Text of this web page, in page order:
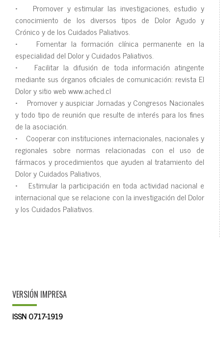
• Promover y estimular las investigaciones, estudio y
conocimiento de los diversos tipos de Dolor Agudo y
Crónico y de los Cuidados Paliativos.
• Fomentar la formación clínica permanente en la
especialidad del Dolor y Cuidados Paliativos.
• Facilitar la difusión de toda información atingente
mediante sus órganos oficiales de comunicación: revista El
Dolor y sitio web www.ached.cl
• Promover y auspiciar Jornadas y Congresos Nacionales
y todo tipo de reunión que resulte de interés para los fines
de la asociación.
• Cooperar con instituciones internacionales, nacionales y
regionales sobre normas relacionadas con el uso de
fármacos y procedimientos que ayuden al tratamiento del
Dolor y Cuidados Paliativos,
• Estimular la participación en toda actividad nacional e
internacional que se relacione con la investigación del Dolor
y los Cuidados Paliativos.
VERSIÓN IMPRESA
ISSN 0717-1919